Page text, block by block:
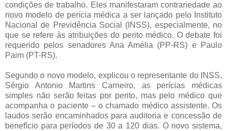
condições de trabalho. Eles manifestaram contrariedade ao
novo modelo de perícia médica a ser lançado pelo Instituto
Nacional de Previdência Social (INSS), especialmente, no
que se refere às atribuições do perito médico. O debate foi
requerido pelos senadores Ana Amélia (PP-RS) e Paulo
Paim (PT-RS).
Segundo o novo modelo, explicou o representante do INSS,
Sérgio Antonio Martins Carneiro, as perícias médicas
simples não serão feitas por perito, mas pelo médico que
acompanha o paciente – o chamado médico assistente. Os
laudos serão encaminhados para auditoria e concessão de
benefício para períodos de 30 a 120 dias. O novo sistema,